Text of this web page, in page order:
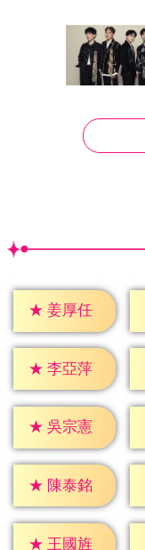
★ 姜厚任
★ 李亞萍
★ 吳宗憲
★ 陳泰銘
★ 王國旌